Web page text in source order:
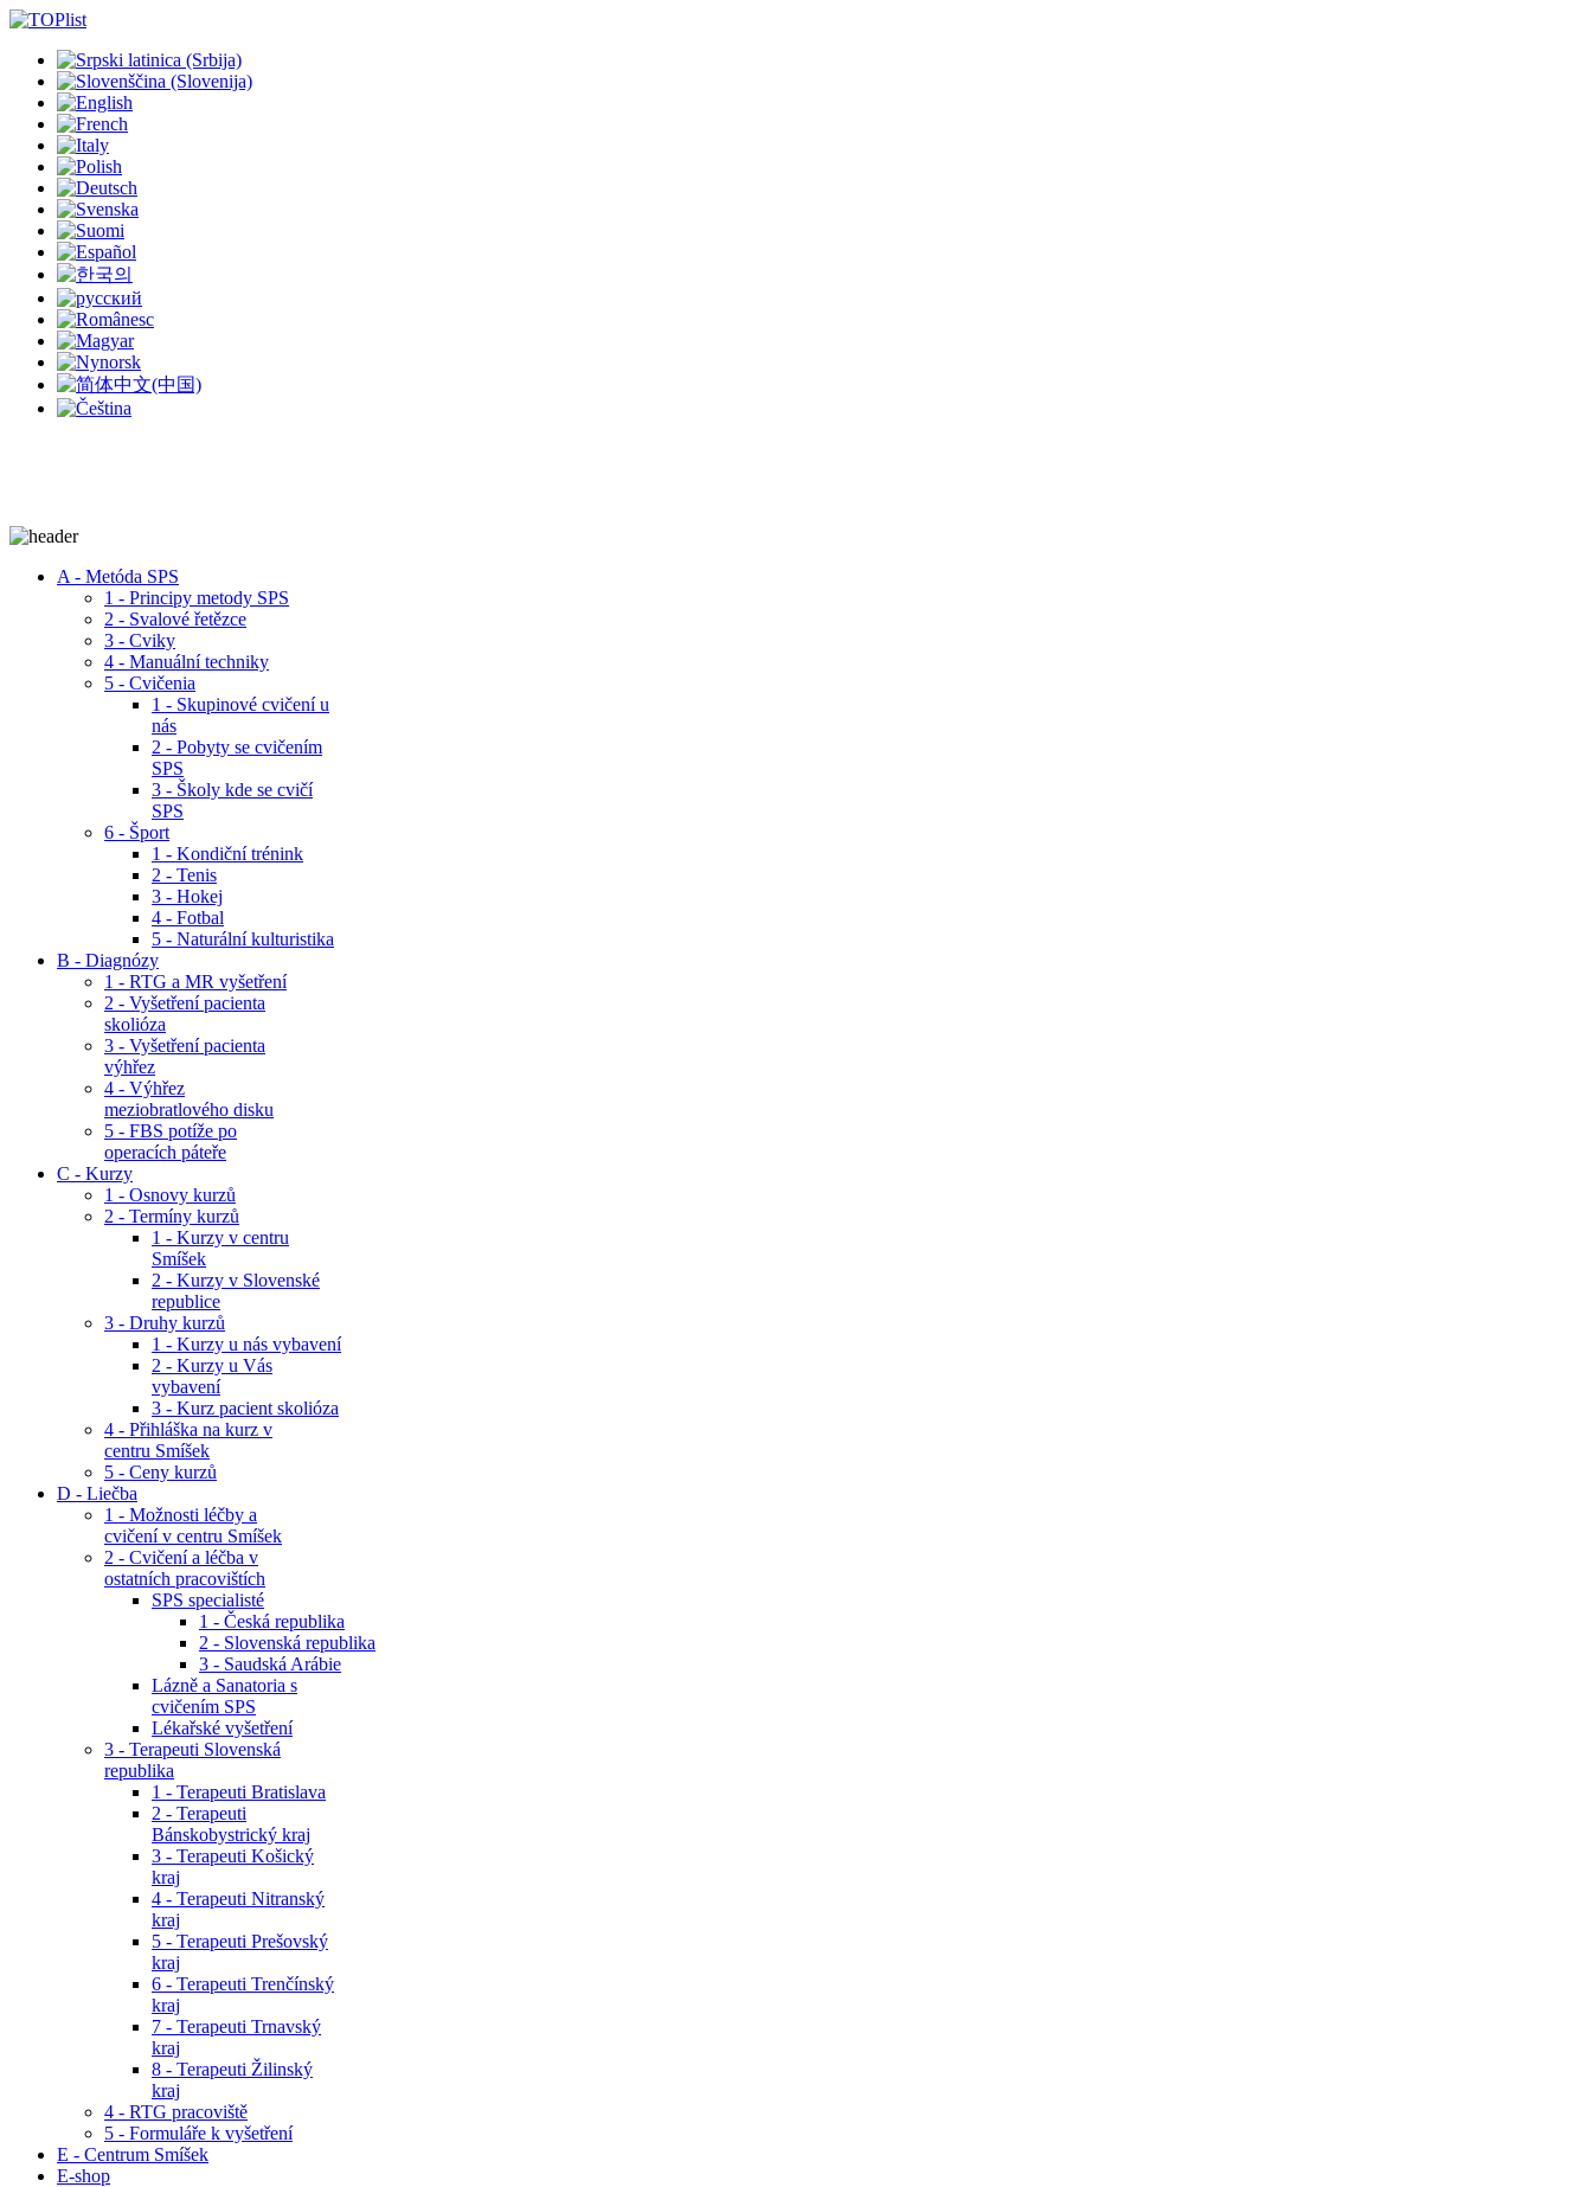
A - Metóda SPS
1 - Principy metody SPS
2 - Svalové řetězce
3 - Cviky
4 - Manuální techniky
5 - Cvičenia
1 - Skupinové cvičení u
nás
2 - Pobyty se cvičením
SPS
3 - Školy kde se cvičí
SPS
6 - Šport
1 - Kondiční trénink
2 - Tenis
3 - Hokej
4 - Fotbal
5 - Naturální kulturistika
B - Diagnózy
1 - RTG a MR vyšetření
2 - Vyšetření pacienta
skolióza
3 - Vyšetření pacienta
výhřez
4 - Výhřez
meziobratlového disku
5 - FBS potíže po
operacích páteře
C - Kurzy
1 - Osnovy kurzů
2 - Termíny kurzů
1 - Kurzy v centru
Smíšek
2 - Kurzy v Slovenské
republice
3 - Druhy kurzů
1 - Kurzy u nás vybavení
2 - Kurzy u Vás
vybavení
3 - Kurz pacient skolióza
4 - Přihláška na kurz v
centru Smíšek
5 - Ceny kurzů
D - Liečba
1 - Možnosti léčby a
cvičení v centru Smíšek
2 - Cvičení a léčba v
ostatních pracovištích
SPS specialisté
1 - Česká republika
2 - Slovenská republika
3 - Saudská Arábie
Lázně a Sanatoria s
cvičením SPS
Lékařské vyšetření
3 - Terapeuti Slovenská
republika
1 - Terapeuti Bratislava
2 - Terapeuti
Bánskobystrický kraj
3 - Terapeuti Košický
kraj
4 - Terapeuti Nitranský
kraj
5 - Terapeuti Prešovský
kraj
6 - Terapeuti Trenčínský
kraj
7 - Terapeuti Trnavský
kraj
8 - Terapeuti Žilinský
kraj
4 - RTG pracoviště
5 - Formuláře k vyšetření
E - Centrum Smíšek
E-shop